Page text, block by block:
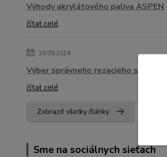
Výhody akrylátového paliva ASPEN
čítať celé
18.09.2024
Výber správneho rezacieho systému
čítať celé
Zobraziť všetky články
Sme na sociálnych sieťach